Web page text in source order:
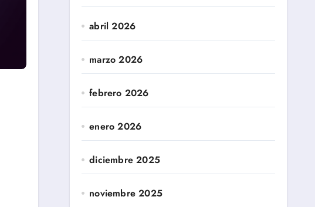
abril 2026
marzo 2026
febrero 2026
enero 2026
diciembre 2025
noviembre 2025